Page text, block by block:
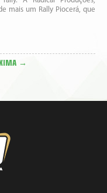
mais um Rally Piocerá, que
→